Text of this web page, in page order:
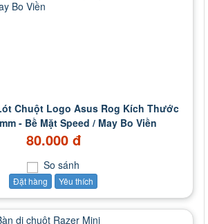
Chuột Logo Asus Rog Kích Thước
- Bề Mặt Speed / May Bo Viền
80.000 đ
So sánh
Đặt hàng Yêu thích